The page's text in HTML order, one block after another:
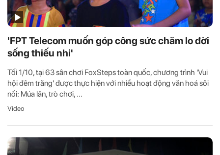
'FPT Telecom muốn góp công sức chăm lo đời
sống thiếu nhi'
Tối 1/10, tại 63 sân chơi FoxSteps toàn quốc, chương trình 'Vui
hội đêm trăng' được thực hiện với nhiều hoạt động văn hoá sôi
nổi: Múa lân, trò chơi, ...
Video